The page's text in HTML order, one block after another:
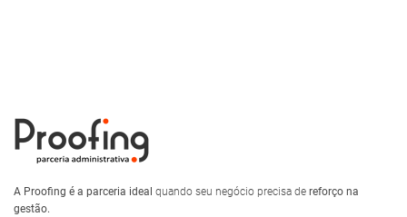
A Proofing é a parceria ideal quando seu negócio precisa de reforço na
gestão.